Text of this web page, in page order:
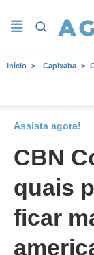
Início Capixaba
Assista agora!
CBN
quais
ficar